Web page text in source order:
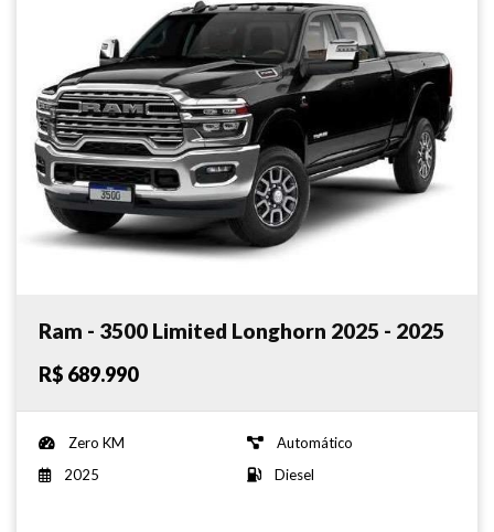
Ram - 3500 Limited Longhorn 2025 - 2025
R$ 689.990
Zero KM
Automático
2025
Diesel